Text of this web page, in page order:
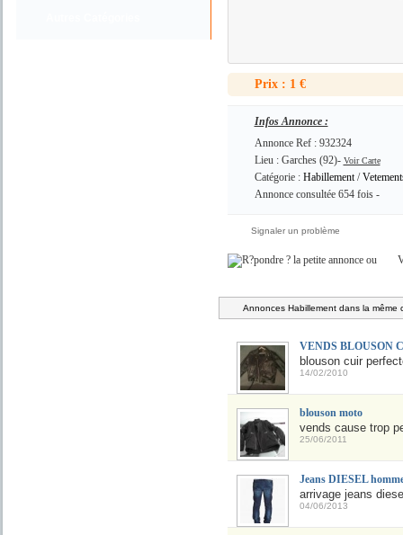
Prix : 1 €
Infos Annonce :
Annonce Ref : 932324
Lieu : Garches (92)- Voir Carte
Catégorie : Habillement/
Annonce consultée 654 fois -
Signaler un problème
ou
Annonces Habillement dans la même
VENDS BLOUSON
blouson cuir
14/02/2010
blouson moto
vends cause trop
25/06/2011
Jeans DIESEL
arrivage jeans
04/06/2013